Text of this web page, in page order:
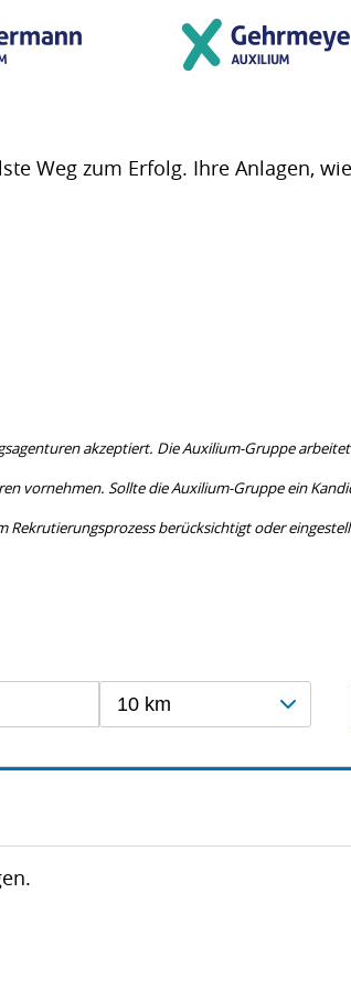
Weg zum Erfolg. Ihre Anlagen,
akzeptiert. Die Auxilium-Gruppe
vornehmen. Sollte die Auxilium-Gruppe ein
berücksichtigt oder
10 km